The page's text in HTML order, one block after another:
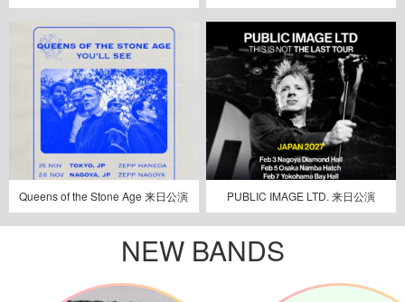
Queens of the Stone Age 来日公演 PUBLIC IMAGE LTD. 来日公演
NEW BANDS